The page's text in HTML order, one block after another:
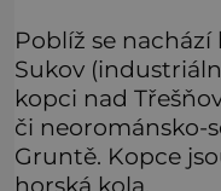
Poblíž se
Sukov
kopci nad
či neorománsko-
Gruntě. Kopce
horská kola.